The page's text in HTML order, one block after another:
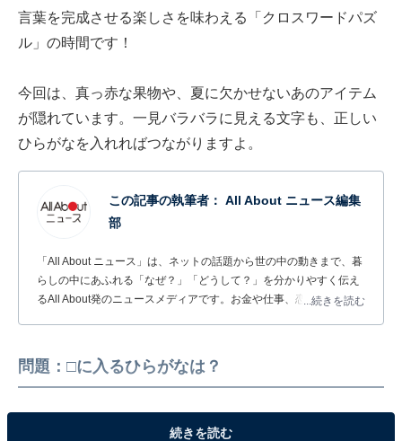
言葉を完成させる楽しさを味わえる「クロスワードパズ
ル」の時間です！
今回は、真っ赤な果物や、夏に欠かせないあのアイテム
が隠れています。一見バラバラに見える文字も、正しい
ひらがなを入れればつながりますよ。
この記事の執筆者： All About ニュース編集
部
「All About ニュース」は、ネットの話題から世の中の動きまで、暮
らしの中にあふれる「なぜ？」「どうして？」を分かりやすく伝え
るAll About発のニュースメディアです。お金や仕事、恋愛、ITに関
...続きを読む
問題：□に入るひらがなは？
続きを読む